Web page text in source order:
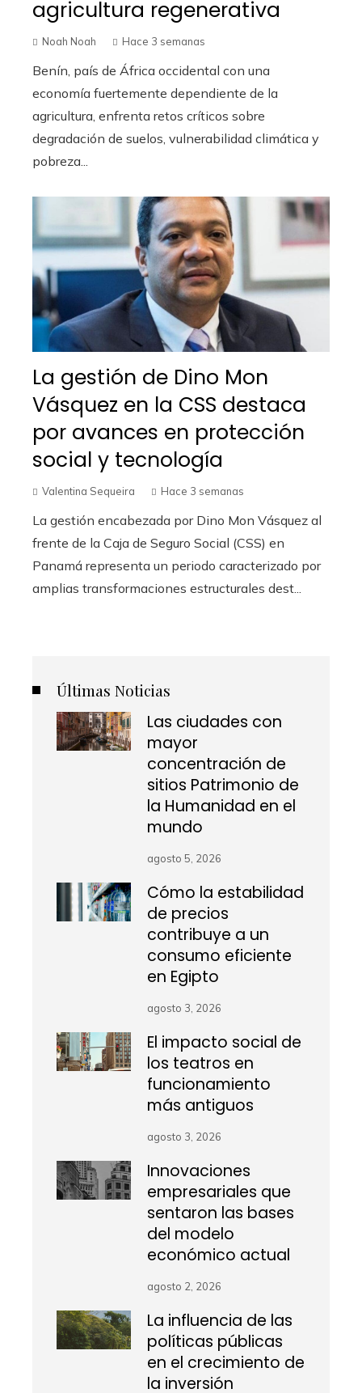
agricultura regenerativa
Noah Noah Hace 3 semanas
Benín, país de África occidental con una
economía fuertemente dependiente de la
agricultura, enfrenta retos críticos sobre
degradación de suelos, vulnerabilidad climática y
pobreza...
La gestión de Dino Mon
Vásquez en la CSS destaca
por avances en protección
social y tecnología
Valentina Sequeira Hace 3 semanas
La gestión encabezada por Dino Mon Vásquez al
frente de la Caja de Seguro Social (CSS) en
Panamá representa un periodo caracterizado por
amplias transformaciones estructurales dest...
Últimas Noticias
Las ciudades con
mayor
concentración de
sitios Patrimonio de
la Humanidad en el
mundo
agosto 5, 2026
Cómo la estabilidad
de precios
contribuye a un
consumo eficiente
en Egipto
agosto 3, 2026
El impacto social de
los teatros en
funcionamiento
más antiguos
agosto 3, 2026
Innovaciones
empresariales que
sentaron las bases
del modelo
económico actual
agosto 2, 2026
La influencia de las
políticas públicas
en el crecimiento de
la inversión